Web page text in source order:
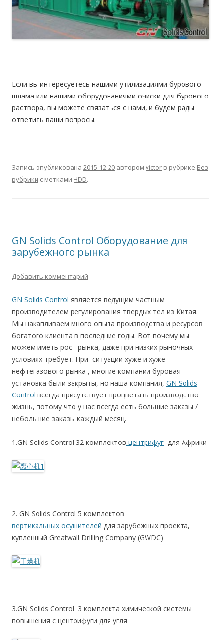
Если вы интересуетесь нашими утилизациями бурового
шлама или нашими оборудованиями очиски для бурового
раствора, вы можете связаться с нами, и будем рады
ответить ваши вопросы.
Запись опубликована 2015-12-20 автором victor в рубрике Без
рубрики с метками HDD.
GN Solids Control Оборудование для
зарубежного рынка
Добавить комментарий
GN Solids Control является ведущим частным
производителем регулирования твердых тел из Китая.
Мы накапливаем много опыта производства и ресурсов
богатого клиента в последние годы. Вот почему мы
можем иметь рост рынка, даже при низких рыночных
условиях требует. При ситуации хуже и хуже
нефтегазового рынка , многие компании буровая
установка были закрыты, но наша компания, GN Solids
Control всегда присутствует процветать производство
жизнь, потому что у нас всегда есть большие заказы /
небольшие заказы каждый месяц.
1.GN Solids Control 32 комплектов центрифуг для Африки
2. GN Solids Control 5 комплектов
вертикальных осушителей для зарубежных проекта,
купленный Greatwall Drilling Company (GWDC)
3.GN Solids Control 3 комплекта химической системы
повышения с центрифуги для угля